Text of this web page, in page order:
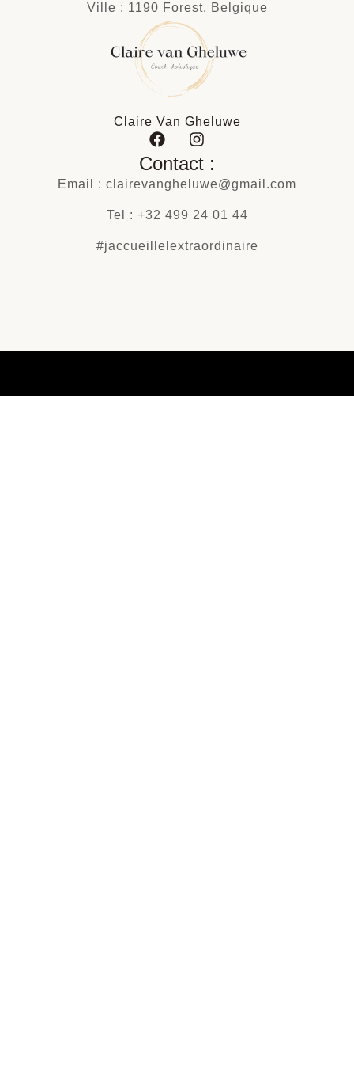
Ville : 1190 Forest, Belgique
Claire Van Gheluwe
Contact :
Email : clairevangheluwe@gmail.com
Tel : +32 499 24 01 44
#jaccueillelextraordinaire